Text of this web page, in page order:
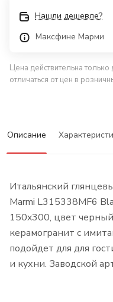
Нашли дешевле?
Максфине Марми
Цена действительна
отличаться от цен в
Описание
Итальянский
Marmi L315338MF6
150x300, цвет
керамогранит с
подойдет для для
и кухни. Заводской